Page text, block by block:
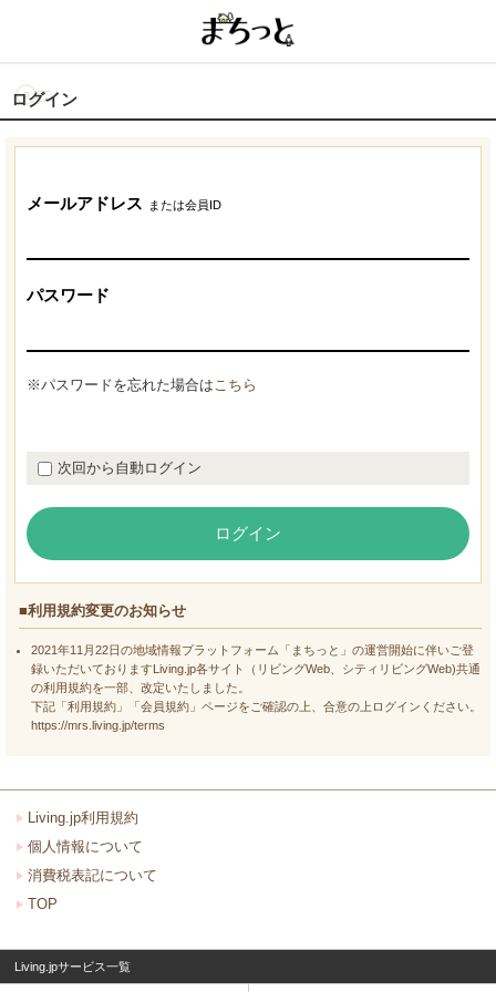
ログイン
メールアドレス または会員ID
パスワード
※パスワードを忘れた場合はこちら
次回から自動ログイン
ログイン
■利用規約変更のお知らせ
2021年11月22日の地域情報プラットフォーム「まちっと」の運営開始に伴いご登
録いただいておりますLiving.jp各サイト（リビングWeb、シティリビングWeb)共通
の利用規約を一部、改定いたしました。
下記「利用規約」「会員規約」ページをご確認の上、合意の上ログインください。
https://mrs.living.jp/terms
Living.jp利用規約
個人情報について
消費税表記について
TOP
Living.jpサービス一覧